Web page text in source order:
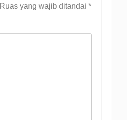
Ruas yang wajib ditandai *